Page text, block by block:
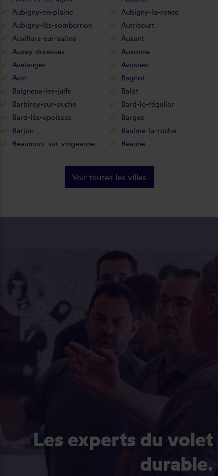
Aubigny-en-plaine
Aubigny-la-ronce
Aubigny-lès-sombernon
Autricourt
Auvillars-sur-saône
Auxant
Auxey-duresses
Auxonne
Avelanges
Avosnes
Avot
Bagnot
Baigneux-les-juifs
Balot
Barbirey-sur-ouche
Bard-le-régulier
Bard-lès-epoisses
Barges
Barjon
Baulme-la-roche
Beaumont-sur-vingeanne
Beaune
Voir toutes les villes
Les experts du volet
durable.